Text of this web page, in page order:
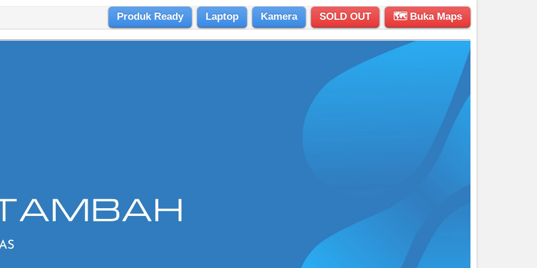
Produk Ready Laptop Kamera SOLD OUT 🗺 Buka Maps